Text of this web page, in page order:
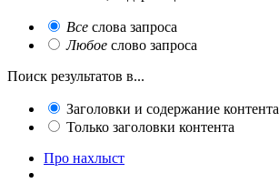
Все слова запроса
Любое слово запроса
Поиск результатов в...
Заголовки и содержание контента
Только заголовки контента
Про нахлыст